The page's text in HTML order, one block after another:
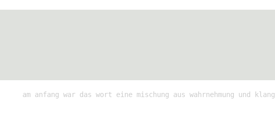
am anfang war das wort eine mischung aus wahrnehmung und klang